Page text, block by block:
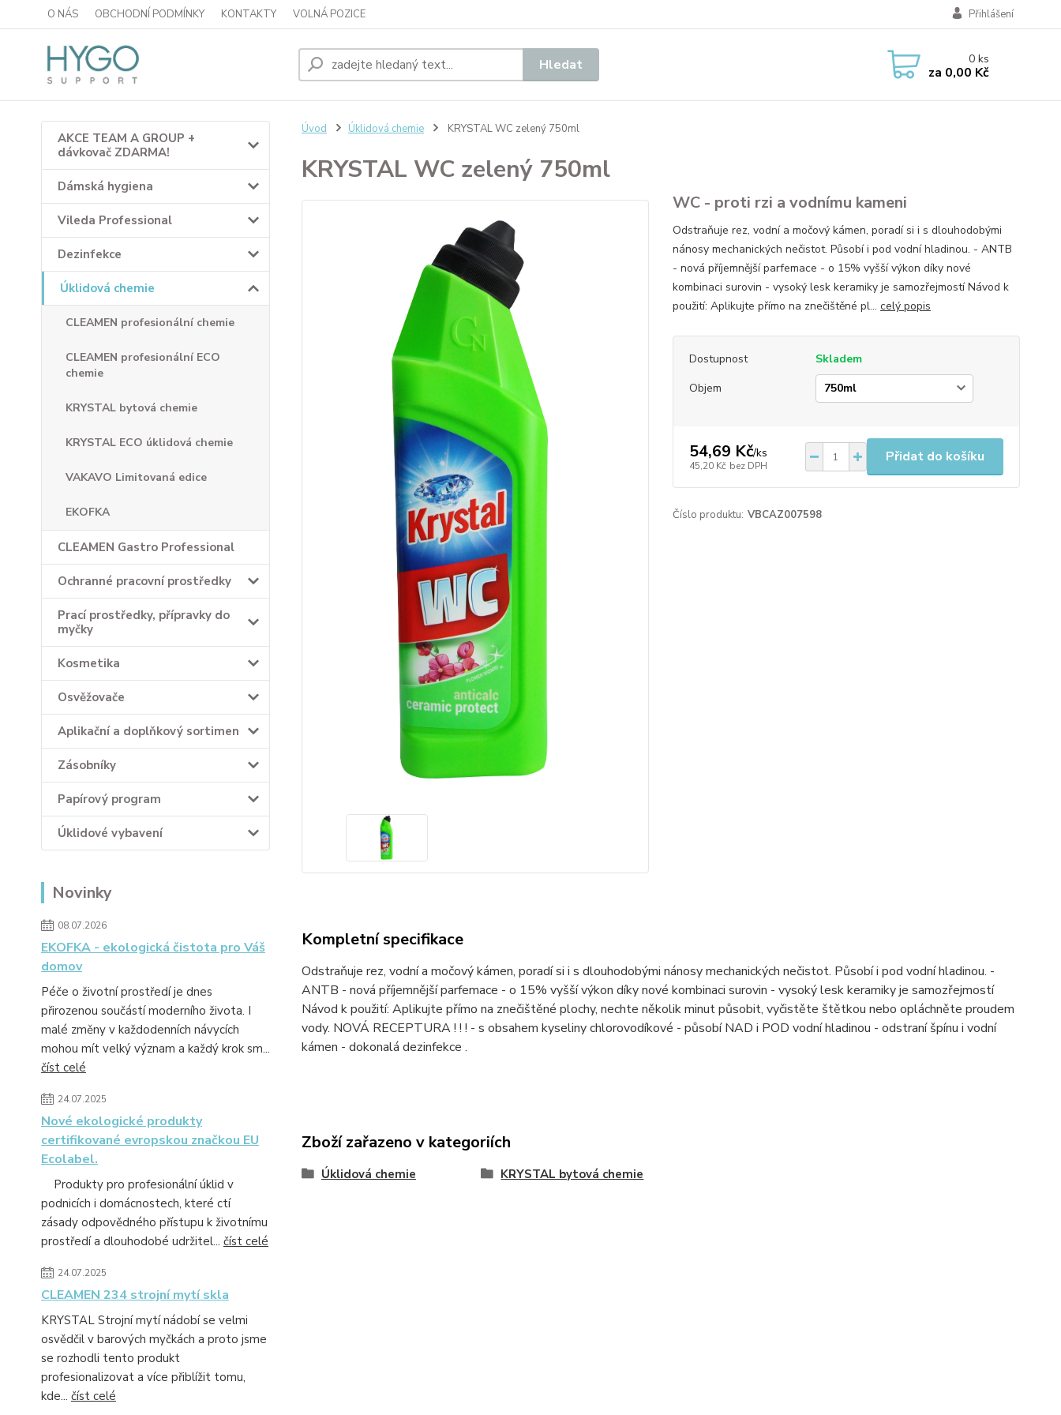
O NÁS OBCHODNÍ PODMÍNKY KONTAKTY VOLNÁ POZICE Přihlášení
Hledat 0ks
za 0,00 Kč
AKCE TEAM A GROUP +
dávkovač ZDARMA!
Dámská hygiena
Vileda Professional
Dezinfekce
Úklidová chemie
CLEAMEN profesionální chemie
CLEAMEN profesionální ECO
chemie
KRYSTAL bytová chemie
KRYSTAL ECO úklidová chemie
VAKAVO Limitovaná edice
EKOFKA
CLEAMEN Gastro Professional
Ochranné pracovní prostředky
Prací prostředky, přípravky do
myčky
Kosmetika
Osvěžovače
Aplikační a doplňkový sortimen
Zásobníky
Papírový program
Úklidové vybavení
Novinky
08.07.2026
EKOFKA - ekologická čistota pro Váš
domov
Péče o životní prostředí je dnes
přirozenou součástí moderního života. I
malé změny v každodenních návycích
mohou mít velký význam a každý krok sm...
číst celé
24.07.2025
Nové ekologické produkty
certifikované evropskou značkou EU
Ecolabel.
Produkty pro profesionální úklid v
podnicích i domácnostech, které ctí
zásady odpovědného přístupu k životnímu
prostředí a dlouhodobé udržitel... číst celé
24.07.2025
CLEAMEN 234 strojní mytí skla
KRYSTAL Strojní mytí nádobí se velmi
osvědčil v barových myčkách a proto jsme
se rozhodli tento produkt
profesionalizovat a více přiblížit tomu,
kde... číst celé
Úvod Úklidová chemie KRYSTAL WC zelený 750ml
KRYSTAL WC zelený 750ml
WC - proti rzi a vodnímu kameni
Odstraňuje rez, vodní a močový kámen, poradí si i s dlouhodobými
nánosy mechanických nečistot. Působí i pod vodní hladinou. - ANTB
- nová příjemnější parfemace - o 15% vyšší výkon díky nové
kombinaci surovin - vysoký lesk keramiky je samozřejmostí Návod k
použití: Aplikujte přímo na znečištěné pl... celý popis
Dostupnost
Skladem
Objem
54,69 Kč/ks
45,20 Kč bez DPH
Přidat do košíku
Číslo produktu: VBCAZ007598
Kompletní specifikace
Odstraňuje rez, vodní a močový kámen, poradí si i s dlouhodobými nánosy mechanických nečistot. Působí i pod vodní hladinou. -
ANTB - nová příjemnější parfemace - o 15% vyšší výkon díky nové kombinaci surovin - vysoký lesk keramiky je samozřejmostí
Návod k použití: Aplikujte přímo na znečištěné plochy, nechte několik minut působit, vyčistěte štětkou nebo opláchněte proudem
vody. NOVÁ RECEPTURA ! ! ! - s obsahem kyseliny chlorovodíkové - působí NAD i POD vodní hladinou - odstraní špínu i vodní
kámen - dokonalá dezinfekce .
Zboží zařazeno v kategoriích
Úklidová chemie KRYSTAL bytová chemie